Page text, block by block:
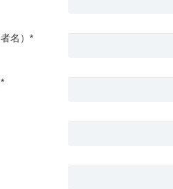
名）*